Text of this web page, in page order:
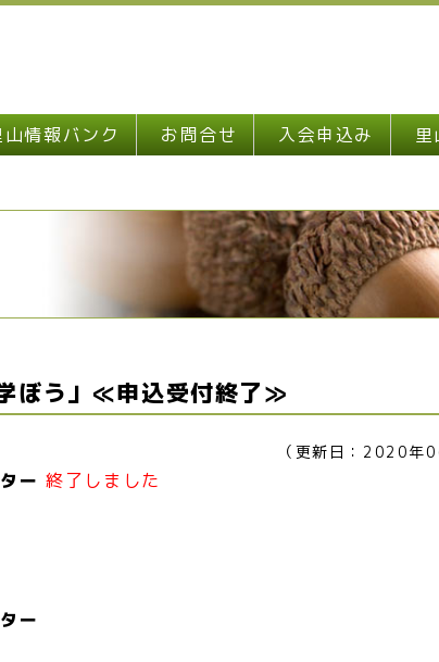
山情報バンク お問合せ 入会申込み
ぼう」≪申込受付終了≫
（更新日：2020年
ー 終了しました
ー